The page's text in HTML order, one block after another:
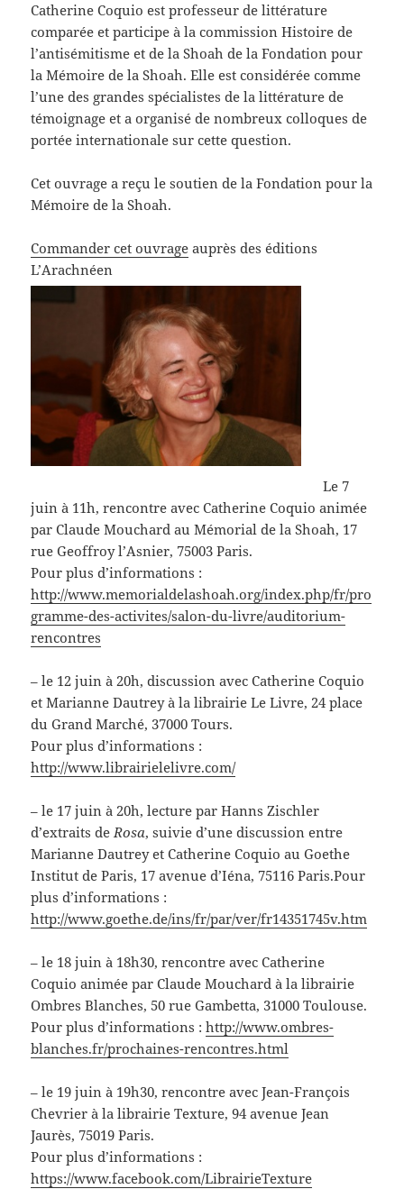
Catherine Coquio est professeur de littérature
comparée et participe à la commission Histoire de
l’antisémitisme et de la Shoah de la Fondation pour
la Mémoire de la Shoah. Elle est considérée comme
l’une des grandes spécialistes de la littérature de
témoignage et a organisé de nombreux colloques de
portée internationale sur cette question.
Cet ouvrage a reçu le soutien de la Fondation pour la
Mémoire de la Shoah.
Commander cet ouvrage auprès des éditions
L’Arachnéen
Le 7
juin à 11h, rencontre avec Catherine Coquio animée
par Claude Mouchard au Mémorial de la Shoah, 17
rue Geoffroy l’Asnier, 75003 Paris.
Pour plus d’informations :
http://www.memorialdelashoah.org/index.php/fr/pro
gramme-des-activites/salon-du-livre/auditorium-
rencontres
– le 12 juin à 20h, discussion avec Catherine Coquio
et Marianne Dautrey à la librairie Le Livre, 24 place
du Grand Marché, 37000 Tours.
Pour plus d’informations :
http://www.librairielelivre.com/
– le 17 juin à 20h, lecture par Hanns Zischler
d’extraits deRosa, suivie d’une discussion entre
Marianne Dautrey et Catherine Coquio au Goethe
Institut de Paris, 17 avenue d’Iéna, 75116 Paris.Pour
plus d’informations :
http://www.goethe.de/ins/fr/par/ver/fr14351745v.htm
– le 18 juin à 18h30, rencontre avec Catherine
Coquio animée par Claude Mouchard à la librairie
Ombres Blanches, 50 rue Gambetta, 31000 Toulouse.
Pour plus d’informations :http://www.ombres-
blanches.fr/prochaines-rencontres.html
– le 19 juin à 19h30, rencontre avec Jean-François
Chevrier à la librairie Texture, 94 avenue Jean
Jaurès, 75019 Paris.
Pour plus d’informations :
https://www.facebook.com/LibrairieTexture